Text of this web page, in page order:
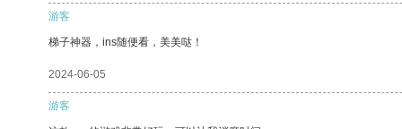
游客
梯子神器，ins随便看，美美哒！
2024-06-05
游客